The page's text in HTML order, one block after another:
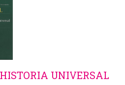
UNIVERSAL